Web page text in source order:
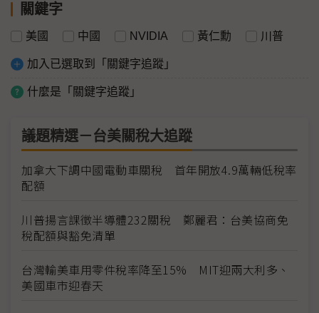
關鍵字
美國 中國 NVIDIA 黃仁勳 川普
加入已選取到「關鍵字追蹤」
什麼是「關鍵字追蹤」
議題精選－台美關稅大追蹤
加拿大下調中國電動車關稅 首年開放4.9萬輛低稅率
配額
川普揚言課徵半導體232關稅 鄭麗君：台美協商免
稅配額與豁免清單
台灣輸美車用零件稅率降至15% MIT迎兩大利多、
美國車市迎春天